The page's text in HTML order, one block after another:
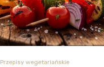
Przepisy wegetariańskie